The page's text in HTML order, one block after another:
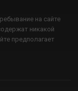
на сайте
никакой
предполагает